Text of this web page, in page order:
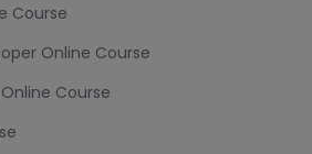
Course
Online Course
Course